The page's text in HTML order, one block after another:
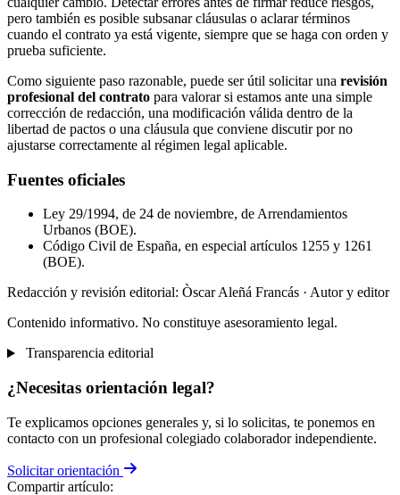
pero también es posible subsanar cláusulas o aclarar términos
cuando el contrato ya está vigente, siempre que se haga con orden y
prueba suficiente.
Como siguiente paso razonable, puede ser útil solicitar una revisión
profesional del contrato para valorar si estamos ante una simple
corrección de redacción, una modificación válida dentro de la
libertad de pactos o una cláusula que conviene discutir por no
ajustarse correctamente al régimen legal aplicable.
Fuentes oficiales
Ley 29/1994, de 24 de noviembre, de Arrendamientos
Urbanos (BOE).
Código Civil de España, en especial artículos 1255 y 1261
(BOE).
Redacción y revisión editorial: Òscar Aleñá Francás · Autor y editor
Contenido informativo. No constituye asesoramiento legal.
Transparencia editorial
¿Necesitas orientación legal?
Te explicamos opciones generales y, si lo solicitas, te ponemos en
contacto con un profesional colegiado colaborador independiente.
Solicitar orientación
Compartir artículo: